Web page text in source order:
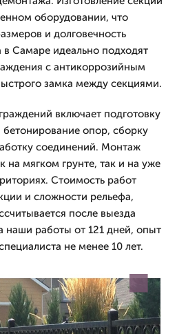
оборудовании, что
и долговечность
в Самаре идеально подходят
с антикоррозийным
замка между секциями.
включает подготовку
бетонирование опор, сборку
соединений. Монтаж
на мягком грунте, так и на уже
Стоимость работ
и сложности рельефа,
после выезда
наши работы от 121 дней, опыт
не менее 10 лет.